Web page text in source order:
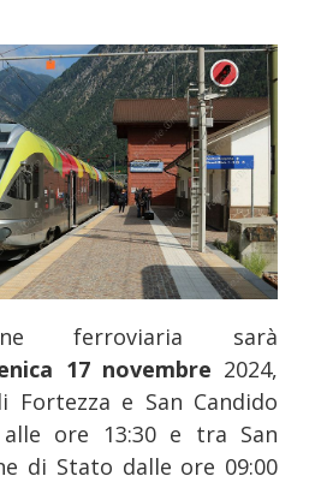
ferroviaria sarà
17 novembre 2024,
e San Candido
ore 13:30 e tra San
di Stato dalle ore 09:00